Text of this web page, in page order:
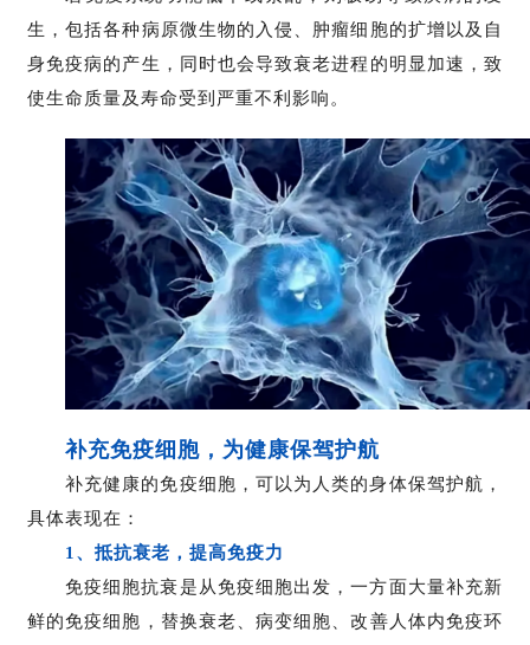
行
资
讯
活
登录 注册
生，包括各种病原微生物的入侵、肿瘤细胞的扩增以及自
身免疫病的产生，同时也会导致衰老进程的明显加速，致
使生命质量及寿命受到严重不利影响。
补充免疫细胞，为健康保驾护航
补充健康的免疫细胞，可以为人类的身体保驾护航，
具体表现在：
1、抵抗衰老，提高免疫力
免疫细胞抗衰是从免疫细胞出发，一方面大量补充新
鲜的免疫细胞，替换衰老、病变细胞、改善人体内免疫环